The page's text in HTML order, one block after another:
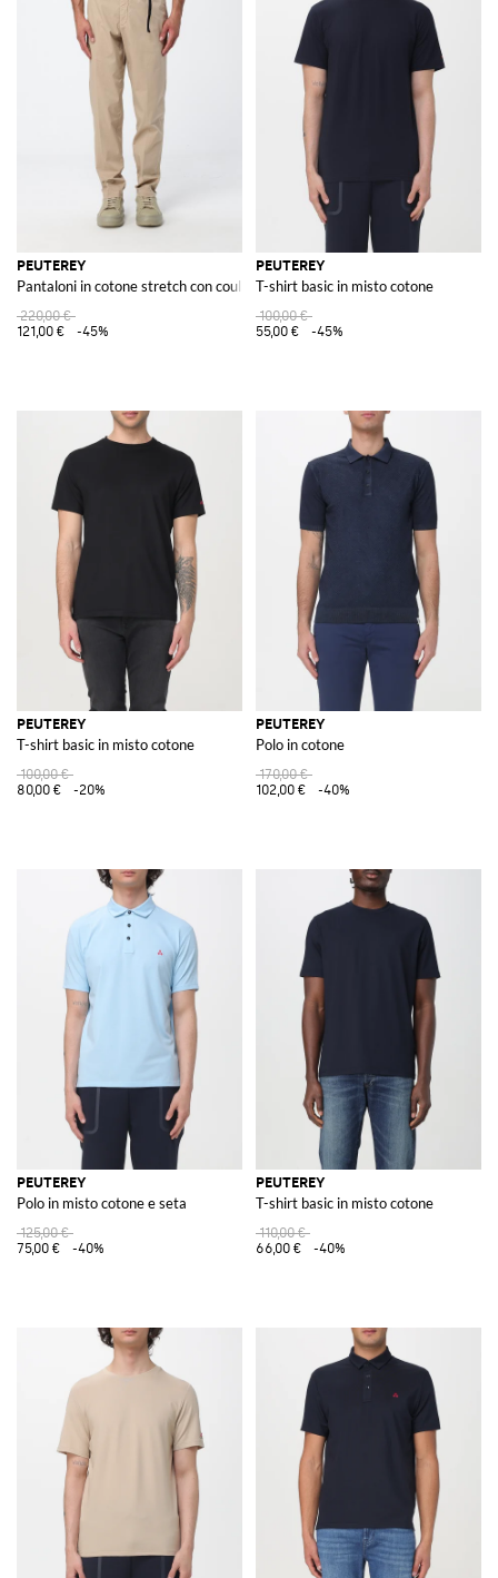
PEUTEREY
Pantaloni in cotone stretch con coulisse in vita e gamba dritta
220,00 €
121,00 €
-45%
PEUTEREY
T-shirt basic in misto cotone
100,00 €
55,00 €
-45%
PEUTEREY
T-shirt basic in misto cotone
100,00 €
80,00 €
-20%
PEUTEREY
Polo in cotone
170,00 €
102,00 €
-40%
PEUTEREY
Polo in misto cotone e seta
125,00 €
75,00 €
-40%
PEUTEREY
T-shirt basic in misto cotone
110,00 €
66,00 €
-40%